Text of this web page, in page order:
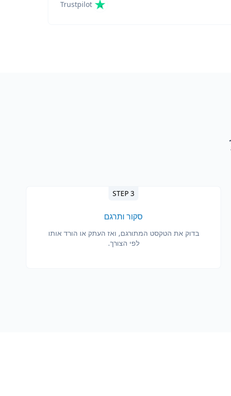
Trustpilot
STEP 3
סקור ותרגם
בדוק את הטקסט המתורגם, ואז העתק או הורד אותו
לפי הצורך.